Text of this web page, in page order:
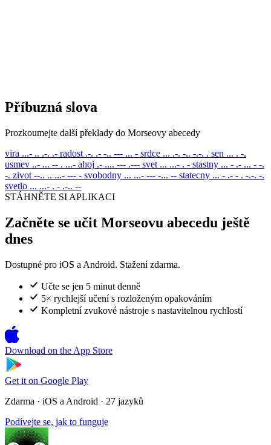
Příbuzná slova
Prozkoumejte další překlady do Morseovy abecedy
vira ...- .. .-. .- radost .-. .- -.. --- ... - srdce ... .-. -.. -.-. . sen ... . -.
usmev ..- ... -- . ...- ahoj .- .... --- .--- svet ... ...- . - stastny ... - .- ... - -.
-. zivot --.. .. ...- --- - svobodny ... ...- --- -... -- statecny ... - .- - . -.-. -.
svetlo ... ...- . - .-.. --
STÁHNĚTE SI APLIKACI
Začněte se učit Morseovu abecedu ještě
dnes
Dostupné pro iOS a Android. Stažení zdarma.
Učte se jen 5 minut denně
5× rychlejší učení s rozloženým opakováním
Kompletní zvukové nástroje s nastavitelnou rychlostí
Download on the App Store
Get it on Google Play
Zdarma · iOS a Android · 27 jazyků
Podívejte se, jak to funguje